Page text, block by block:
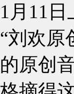
1月11
“刘欢原
的原创